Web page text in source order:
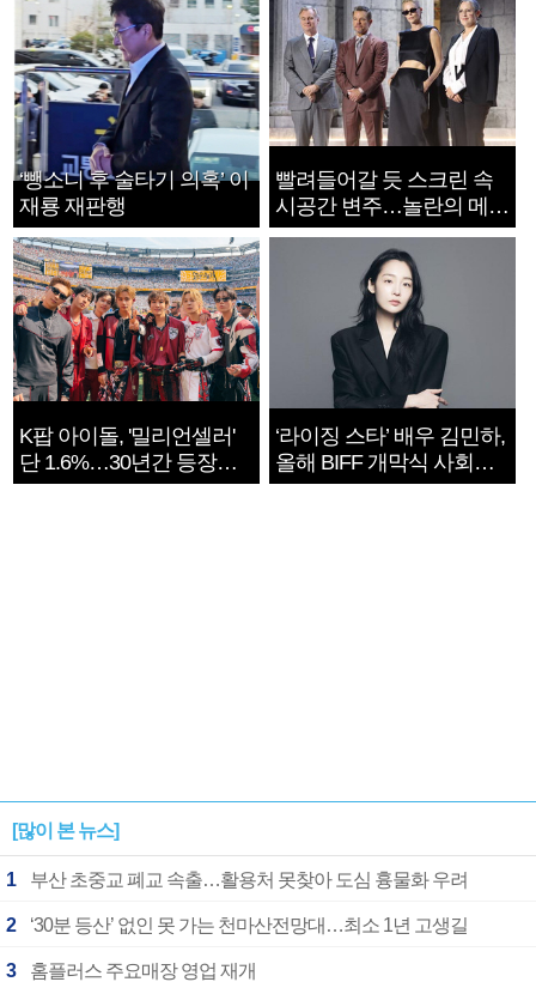
‘뺑소니 후 술타기 의혹’ 이
재룡 재판행
빨려들어갈 듯 스크린 속
시공간 변주…놀란의 메시
지는 ‘전쟁 속죄’
K팝 아이돌, '밀리언셀러'
단 1.6%…30년간 등장
1182개팀 전수조사
‘라이징 스타’ 배우 김민하,
올해 BIFF 개막식 사회자
확정
[많이 본 뉴스]
1 부산 초중교 폐교 속출…활용처 못찾아 도심 흉물화 우려
2 ‘30분 등산’ 없인 못 가는 천마산전망대…최소 1년 고생길
3 홈플러스 주요매장 영업 재개